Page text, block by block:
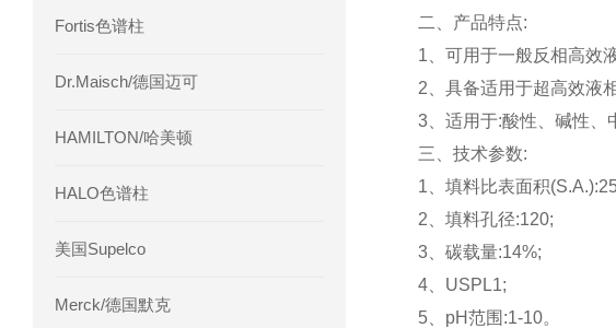
Fortis色谱柱
Dr.Maisch/德国迈可
HAMILTON/哈美顿
HALO色谱柱
美国Supelco
Merck/德国默克
二、产品特点:
1、可用于一般反相高效
2、具备适用于超高效液
3、适用于:酸性、碱性、
三、技术参数:
1、填料比表面积
2、填料孔径:120;
3、碳载量:14%;
4、USPL1;
5、pH范围:1-10。